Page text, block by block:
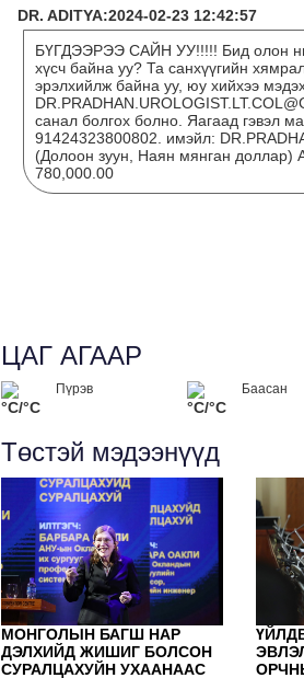
DR. ADITYA:2024-02-23 12:42:57
БҮГДЭЭРЭЭ САЙН УУ!!!!! Бид олон
хүсч байна уу? Та санхүүгийн
эрэлхийлж байна уу, юу хийхээ
санал болгох болно. Яагаад гэвэл
91424323800802. имэйл:
(Долоон зуун, Наян мянган доллар)
780,000.00
ЦАГ АГААР
Пүрэв
°C/°C
Баасан
°C/°C
Төстэй мэдээнүүд
МОНГОЛЫН БАГШ НАР
ДЭЛХИЙД ЖИШИГ БОЛСОН
СУРАЛЦАХУЙН УХААНААС